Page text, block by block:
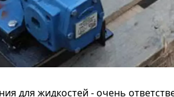
для жидкостей - очень